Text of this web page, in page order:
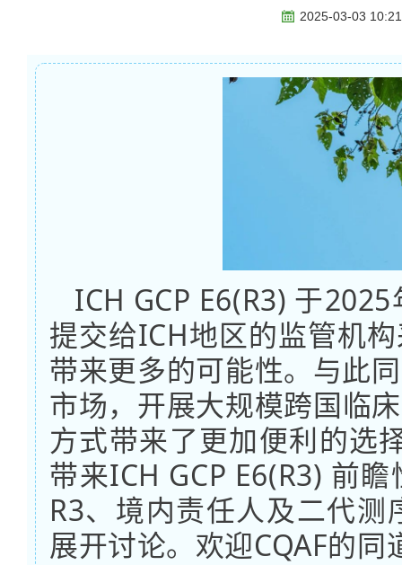
2025-03-03
ICH GCP E6(R3) 于
提交给ICH地区的监管机
带来更多的可能性。与此
市场，开展大规模跨国临
方式带来了更加便利的选
带来ICH GCP E6(R3) 前
R3、境内责任人及二代
展开讨论。欢迎CQAF的